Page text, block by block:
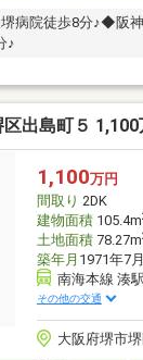
病院徒歩8分♪◆阪神
♪
出島町５ 1,100
1,100万円
間取り 2DK
建物面積105.4m
土地面積78.27m
築年月 1971年7
南海本線 湊
その他の交通
大阪府堺市